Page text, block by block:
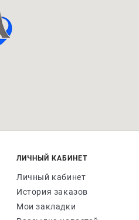
ЛИЧНЫЙ КАБИНЕТ
Личный кабинет
История заказов
Мои закладки